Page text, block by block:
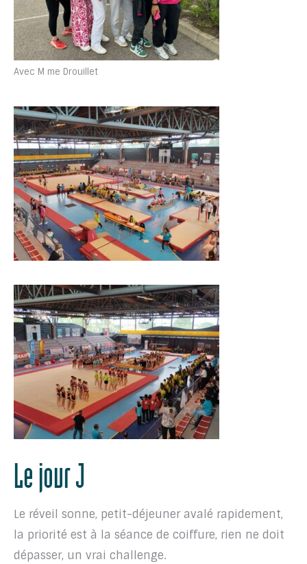
Avec M me Drouillet
Le jour J
Le réveil sonne, petit-déjeuner avalé rapidement,
la priorité est à la séance de coiffure, rien ne doit
dépasser, un vrai challenge.